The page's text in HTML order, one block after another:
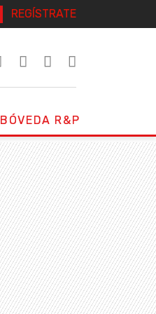
REGÍSTRATE
BÓVEDA R&P